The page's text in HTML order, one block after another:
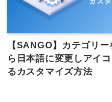
【SANGO】カテゴリ
ら日本語に変更しアイ
るカスタマイズ方法